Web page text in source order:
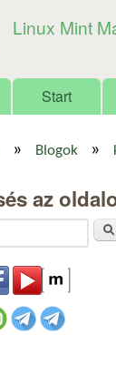
Linux Mint
Start
» Blogok »
az